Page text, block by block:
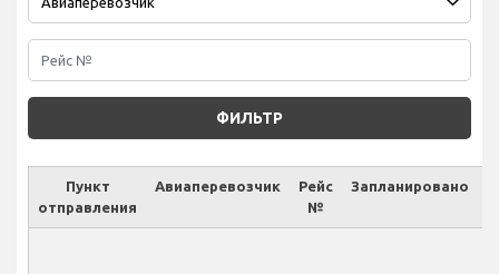
ФИЛЬТР
Пункт
отправления
Авиаперевозчик
Рейс
№
Запланировано